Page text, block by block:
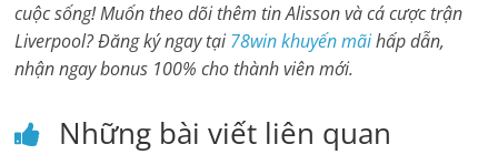
cuộc sống! Muốn theo dõi thêm tin Alisson và cá cược trận
Liverpool? Đăng ký ngay tại 78win khuyến mãihấp dẫn,
nhận ngay bonus 100% cho thành viên mới.
Những bài viết liên quan